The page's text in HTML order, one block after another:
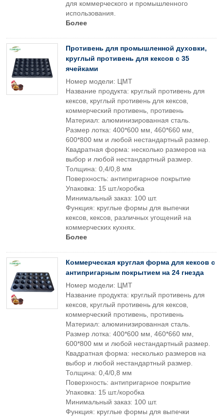
для коммерческого и промышленного
использования.
Более
Противень для промышленной духовки,
круглый противень для кексов с 35
ячейками
Номер модели: ЦМТ
Название продукта: круглый противень для
кексов, круглый противень для кексов,
коммерческий противень, противень
Материал: алюминизированная сталь.
Размер лотка: 400*600 мм, 460*660 мм,
600*800 мм и любой нестандартный размер.
Квадратная форма: несколько размеров на
выбор и любой нестандартный размер.
Толщина: 0,4/0,8 мм
Поверхность: антипригарное покрытие
Упаковка: 15 шт./коробка
Минимальный заказ: 100 шт.
Функция: круглые формы для выпечки
кексов, кексов, различных угощений на
коммерческих кухнях.
Более
Коммерческая круглая форма для кексов с
антипригарным покрытием на 24 гнезда
Номер модели: ЦМТ
Название продукта: круглый противень для
кексов, круглый противень для кексов,
коммерческий противень, противень
Материал: алюминизированная сталь.
Размер лотка: 400*600 мм, 460*660 мм,
600*800 мм и любой нестандартный размер.
Квадратная форма: несколько размеров на
выбор и любой нестандартный размер.
Толщина: 0,4/0,8 мм
Поверхность: антипригарное покрытие
Упаковка: 15 шт./коробка
Минимальный заказ: 100 шт.
Функция: круглые формы для выпечки